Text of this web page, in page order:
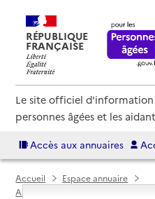
RÉPUBLIQUE
FRANÇAISE
Le site officiel
personnes âgées et les
Accès aux annuaires
Accueil
Espace annuaire
Annuaire EHPAD et maisons de